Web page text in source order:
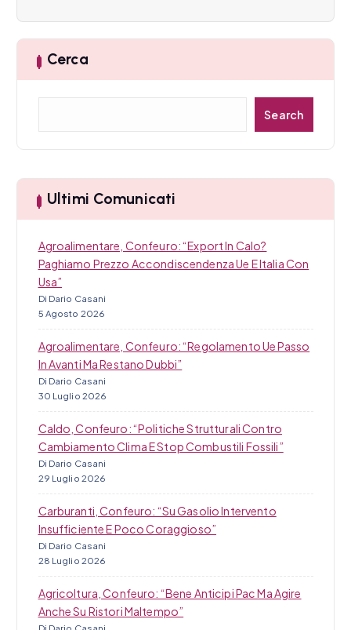
r
l
i
Cerca
a
Search
Ultimi Comunicati
Agroalimentare, Confeuro: “Export In Calo?
Paghiamo Prezzo Accondiscendenza Ue E Italia Con
Usa”
Di Dario Casani
5 Agosto 2026
Agroalimentare, Confeuro: “Regolamento Ue Passo
In Avanti Ma Restano Dubbi”
Di Dario Casani
30 Luglio 2026
Caldo, Confeuro: “Politiche Strutturali Contro
Cambiamento Clima E Stop Combustili Fossili”
Di Dario Casani
29 Luglio 2026
Carburanti, Confeuro: “Su Gasolio Intervento
Insufficiente E Poco Coraggioso”
Di Dario Casani
28 Luglio 2026
Agricoltura, Confeuro: “Bene Anticipi Pac Ma Agire
Anche Su Ristori Maltempo”